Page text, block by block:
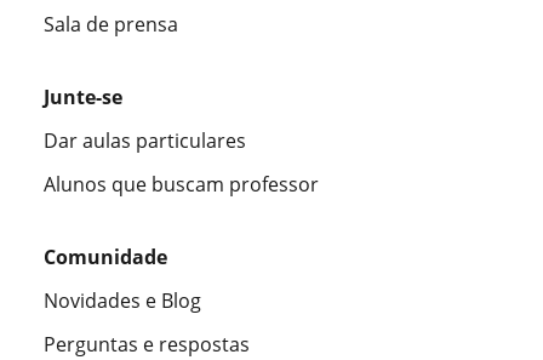
Sala de prensa
Junte-se
Dar aulas particulares
Alunos que buscam professor
Comunidade
Novidades e Blog
Perguntas e respostas